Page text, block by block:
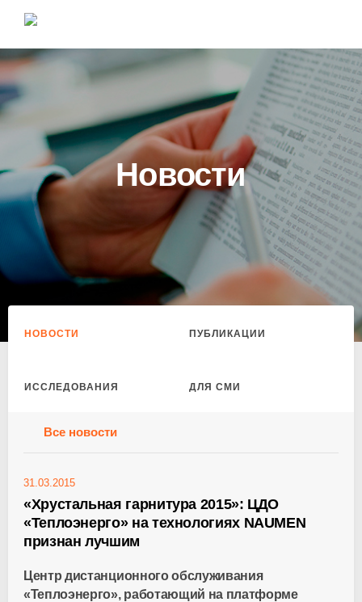
Новости
НОВОСТИ ПУБЛИКАЦИИ
ИССЛЕДОВАНИЯ ДЛЯ СМИ
Все новости
31.03.2015
«Хрустальная гарнитура 2015»: ЦДО
«Теплоэнерго» на технологиях NAUMEN
признан лучшим
Центр дистанционного обслуживания
«Теплоэнерго», работающий на платформе